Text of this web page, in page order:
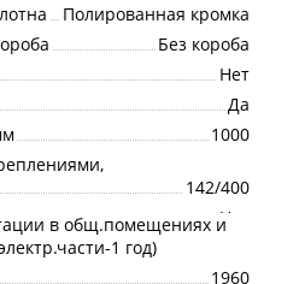
Полированная кромка
Без короба
Нет
Да
1000
142/400
Нет
в общ.помещениях и
1 год)
1960